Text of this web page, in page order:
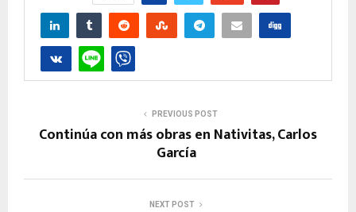
PREVIOUS POST
Continúa con más obras en Nativitas, Carlos
García
NEXT POST